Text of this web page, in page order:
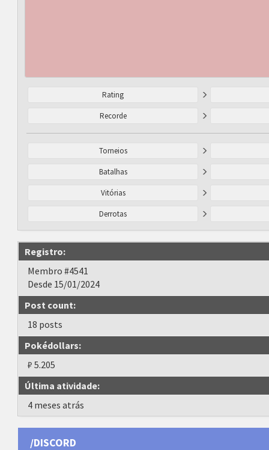
Rating
Recorde
Torneios
Batalhas
Vitórias
Derrotas
Registro:
Membro #4541
Desde 15/01/2024
Post count:
18 posts
Pokédollars:
₽ 5.205
Última atividade:
4 meses atrás
/DISCORD